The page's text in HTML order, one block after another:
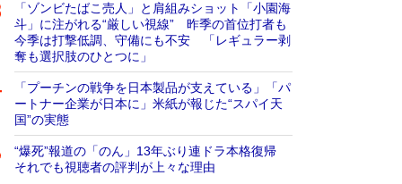
「ゾンビたばこ売人」と肩組みショット「小園海
斗」に注がれる“厳しい視線” 昨季の首位打者も
今季は打撃低調、守備にも不安 「レギュラー剥
奪も選択肢のひとつに」
「プーチンの戦争を日本製品が支えている」「パ
ートナー企業が日本に」米紙が報じた“スパイ天
国”の実態
“爆死”報道の「のん」13年ぶり連ドラ本格復帰
それでも視聴者の評判が上々な理由